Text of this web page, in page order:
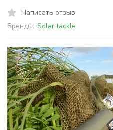
Написать отзыв
Бренды: Solar tackle